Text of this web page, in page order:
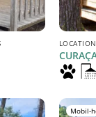
Mobil-